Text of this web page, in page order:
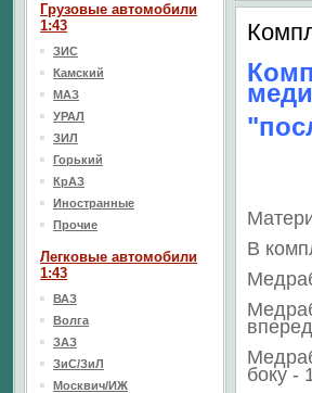
В
боку -
Грузовые автомобили
1:43
ЗИС
Камский
МАЗ
УРАЛ
ЗИЛ
Горький
КрАЗ
Иностранные
Прочие
Легковые автомобили
1:43
ВАЗ
Волга
ЗАЗ
ЗиС/ЗиЛ
Москвич/ИЖ